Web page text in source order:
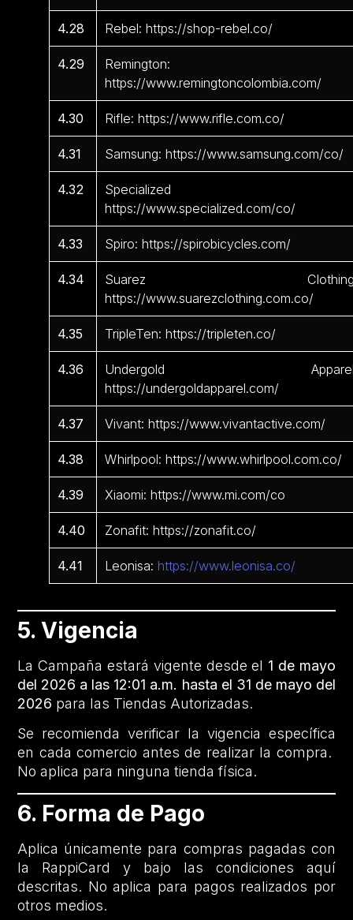
4.28 Rebel: https://shop-rebel.co/
4.29
Remington:
https://www.remingtoncolombia.com/
4.30 Rifle: https://www.rifle.com.co/
4.31 Samsung: https://www.samsung.com/co/
4.32
Specialized
https://www.specialized.com/co/
4.33 Spiro: https://spirobicycles.com/
4.34
Suarez
https://www.suarezclothing.com.co/
4.35 TripleTen: https://tripleten.co/
4.36
Undergold
https://undergoldapparel.com/
4.37 Vivant: https://www.vivantactive.com/
4.38 Whirlpool: https://www.whirlpool.com.co/
4.39 Xiaomi: https://www.mi.com/co
4.40 Zonafit: https://zonafit.co/
4.41 Leonisa:https://www.leonisa.co/
5. Vigencia
La Campaña estará vigente desde el 1 de mayo
del 2026 a las 12:01 a.m. hasta el 31 de mayo del
2026 para las Tiendas Autorizadas.
Se recomienda verificar la vigencia específica
en cada comercio antes de realizar la compra.
No aplica para ninguna tienda física.
6. Forma de Pago
Aplica únicamente para compras pagadas con
la RappiCard y bajo las condiciones aquí
descritas. No aplica para pagos realizados por
otros medios.